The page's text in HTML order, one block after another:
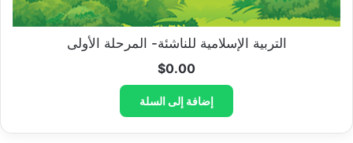
التربية الإسلامية للناشئة- المرحلة الأولى
$0.00
إضافة إلى السلة